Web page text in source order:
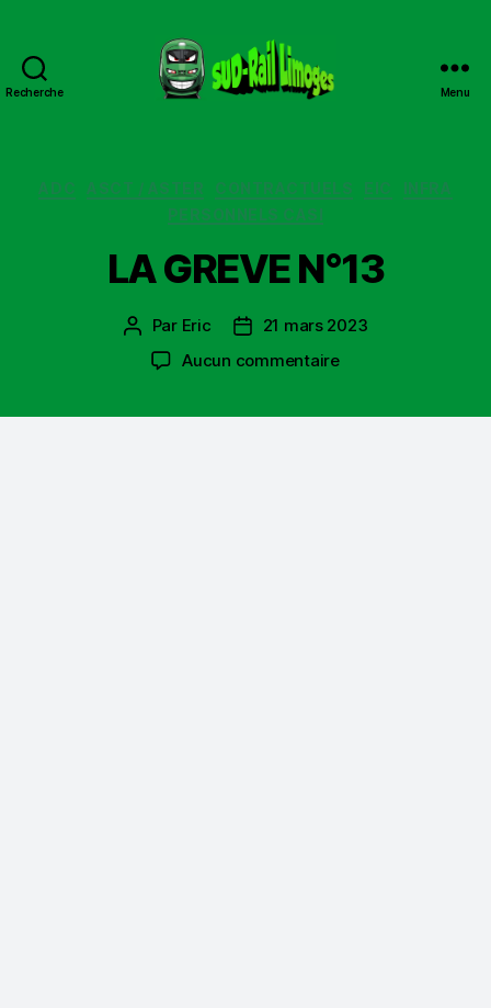
Recherche Menu
Catégories
ADC ASCT / ASTER CONTRACTUELS EIC
INFRA
PERSONNELS CASI
LA GREVE N°13
Auteur
de
l’article
Par Eric
Date21 mars 2023
Aucun commentairesur